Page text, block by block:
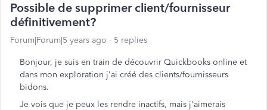
Possible de supprimer client/fournisseur
définitivement?
Forum|Forum|5 years ago 5 replies
Bonjour, je suis en train de découvrir Quickbooks online et
dans mon exploration j'ai créé des clients/fournisseurs
bidons.
Je vois que je peux les rendre inactifs, mais j'aimerais